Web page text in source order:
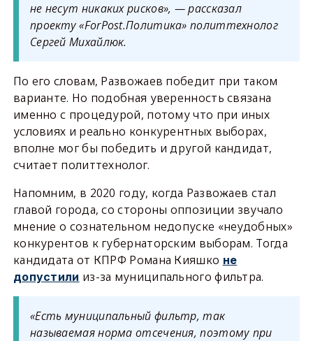
не несут никаких рисков», — рассказал
проекту «ForPost.Политика» политтехнолог
Сергей Михайлюк.
По его словам, Развожаев победит при таком
варианте. Но подобная уверенность связана
именно с процедурой, потому что при иных
условиях и реально конкурентных выборах,
вполне мог бы победить и другой кандидат,
считает политтехнолог.
Напомним, в 2020 году, когда Развожаев стал
главой города, со стороны оппозиции звучало
мнение о сознательном недопуске «неудобных»
конкурентов к губернаторским выборам. Тогда
кандидата от КПРФ Романа Кияшко не
допустили из-за муниципального фильтра.
«Есть муниципальный фильтр, так
называемая норма отсечения, поэтому при